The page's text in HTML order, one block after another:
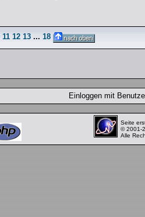
11 12 13 ... 18
Einloggen mit
Seite
© 2001-
Alle